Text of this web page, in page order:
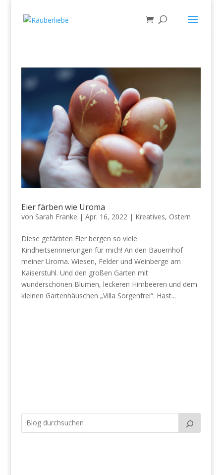
Eier färben wie Uroma
von Sarah Franke | Apr. 16, 2022 | Kreatives, Ostern
Diese gefärbten Eier bergen so viele
Kindheitserinnerungen für mich! An den Bauernhof
meiner Uroma. Wiesen, Felder und Weinberge am
Kaiserstuhl. Und den großen Garten mit
wunderschönen Blumen, leckeren Himbeeren und dem
kleinen Gartenhäuschen „Villa Sorgenfrei“. Hast...